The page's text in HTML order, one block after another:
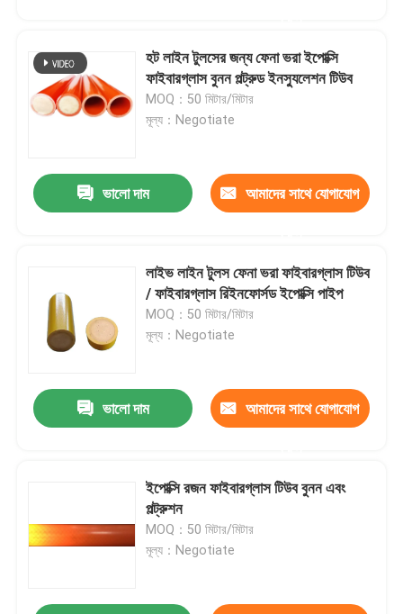
হট লাইন টুলসের জন্য ফেনা ভরা ইপোক্সি
ফাইবারগ্লাস বুনন পল্ট্রুড ইনস্যুলেশন টিউব
MOQ：50 মিটার/মিটার
মূল্য：Negotiate
ভালো দাম আমাদের সাথে যোগাযোগ
লাইভ লাইন টুলস ফেনা ভরা ফাইবারগ্লাস টিউব
/ ফাইবারগ্লাস রিইনফোর্সড ইপোক্সি পাইপ
MOQ：50 মিটার/মিটার
মূল্য：Negotiate
ভালো দাম আমাদের সাথে যোগাযোগ
ইপোক্সি রজন ফাইবারগ্লাস টিউব বুনন এবং
পল্ট্রুশন
MOQ：50 মিটার/মিটার
মূল্য：Negotiate